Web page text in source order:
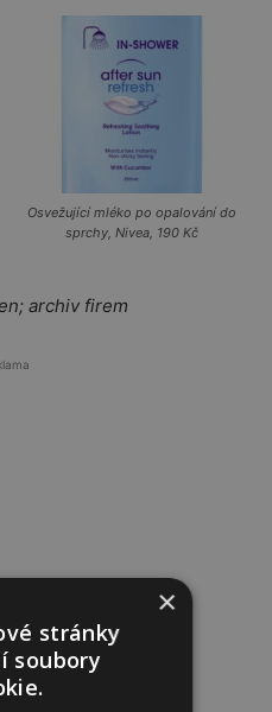
Osvežující mléko po opalování do
sprchy, Nivea, 190 Kč
archiv firem
×
stránky
soubory